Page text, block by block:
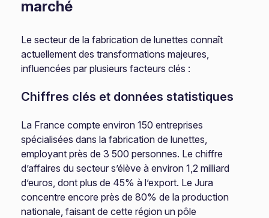
marché
Le secteur de la fabrication de lunettes connaît
actuellement des transformations majeures,
influencées par plusieurs facteurs clés :
Chiffres clés et données statistiques
La France compte environ 150 entreprises
spécialisées dans la fabrication de lunettes,
employant près de 3 500 personnes. Le chiffre
d’affaires du secteur s’élève à environ 1,2 milliard
d’euros, dont plus de 45% à l’export. Le Jura
concentre encore près de 80% de la production
nationale, faisant de cette région un pôle